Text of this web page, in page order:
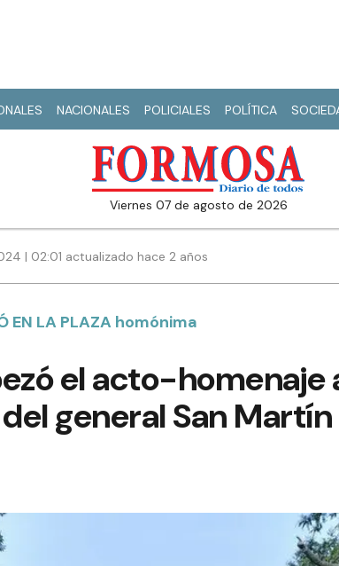
NACIONALES POLICIALES POLÍTICA
viernes 07 de agosto de 2026
| 02:01 actualizado hace 2 años
EN LA PLAZA homónima
el acto-homenaje
general San Martín